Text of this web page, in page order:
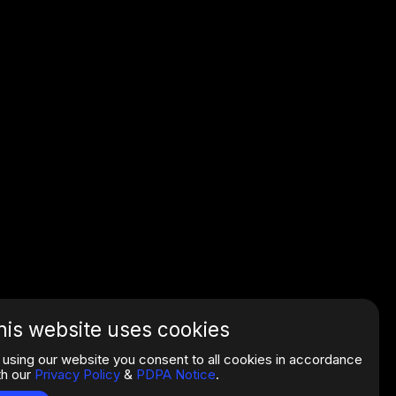
website uses cookies
using our website you consent to all cookies in accordance
our Privacy Policy & PDPA Notice.